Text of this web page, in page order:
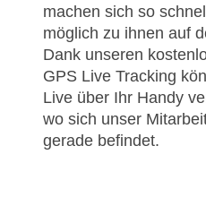
machen sich so
möglich zu ihnen auf
Dank unseren
GPS Live Tracking
Live über Ihr Handy
wo sich unser
gerade befindet.